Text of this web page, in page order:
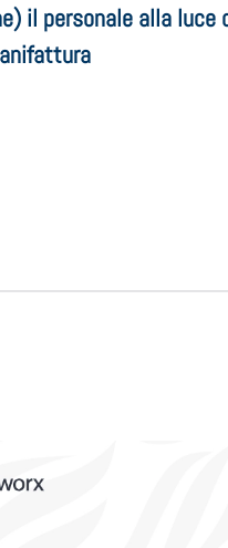
il personale alla luce